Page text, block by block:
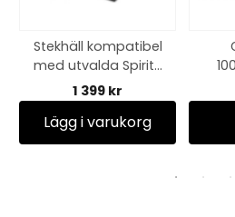
Stekhäll kompatibel
med utvalda Spirit-
och SmokeFire-
grillar
1 399 kr
Lägg i varukorg